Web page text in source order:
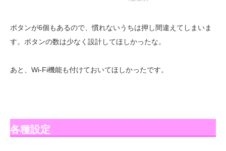
ボタンが6個もあるので、慣れないうちは押し間違えてしまいま
す。ボタンの数は少なく設計してほしかったな。
あと、Wi-Fi機能も付けておいてほしかったです。
各種設定